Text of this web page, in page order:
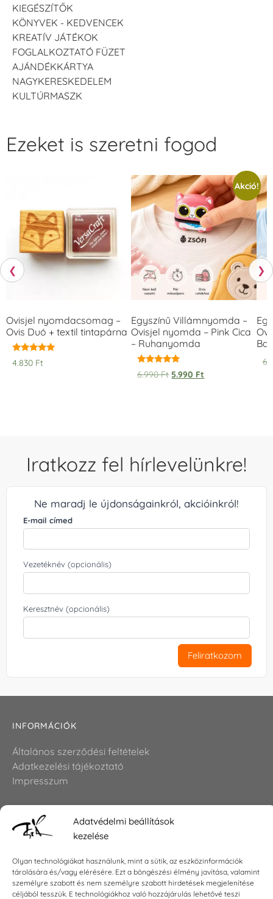
Adatvédelmi beállítások
kezelése
Olyan technológiákat használunk, mint a sütik, az eszközinformációk
tárolására és/vagy elérésére. Ezt a böngészési élmény javítása, valamint
személyre szabott és nem személyre szabott hirdetések megjelenítése
céljából tesszük. E technológiákhoz való hozzájárulás lehetővé teszi
KIEGÉSZÍTŐK
KÖNYVEK - KEDVENCEK
KREATÍV JÁTÉKOK
FOGLALKOZTATÓ FÜZET
AJÁNDÉKKÁRTYA
NAGYKERESKEDELEM
KULTÚRMASZK
❮
Ezeket is szeretni fogod
Ovisjel nyomdacsomag –
Ovis Duó + textil tintapárna
Értékelés:
5.00
4.830 Ft
Akció!
Egyszínű Villámnyomda –
Ovisjel nyomda – Pink Cica
– Ruhanyomda
Értékelés:
5.00
6.990Ft 5.990 Ft
❯
Iratkozz fel hírlevelünkre!
Ne maradj le újdonságainkról, akcióinkról!
E-mail címed
Vezetéknév (opcionális)
Keresztnév (opcionális)
Feliratkozom
INFORMÁCIÓK
Általános szerződési feltételek
Adatkezelési tájékoztató
Impresszum
KAPCSOLAT
Telefon: +36 30 6767872